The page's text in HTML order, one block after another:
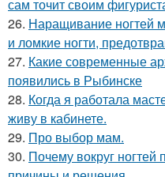
сам точит своим
26. Наращивание ногтей
и ломкие ногти,
27. Какие современные
появились в Рыбинске
28. Когда я работала
живу в кабинете.
29. Про выбор мам.
30. Почему вокруг ногтей